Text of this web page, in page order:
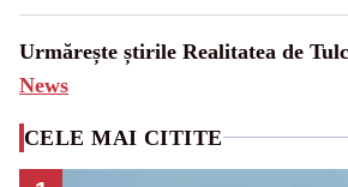
Urmărește știrile Realitatea de
News
CELE MAI CITITE